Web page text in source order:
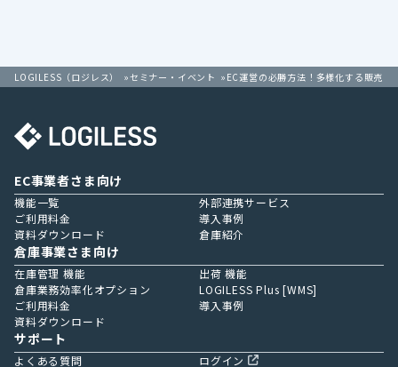
LOGILESS（ロジレス） セミナー・イベント EC運営の必勝方法！多様化する販売
EC事業者さま向け
機能一覧
外部連携サービス
ご利用料金
導入事例
資料ダウンロード
倉庫紹介
倉庫事業さま向け
在庫管理 機能
出荷 機能
倉庫業務効率化オプション
LOGILESS Plus [WMS]
ご利用料金
導入事例
資料ダウンロード
サポート
よくある質問 ログイン